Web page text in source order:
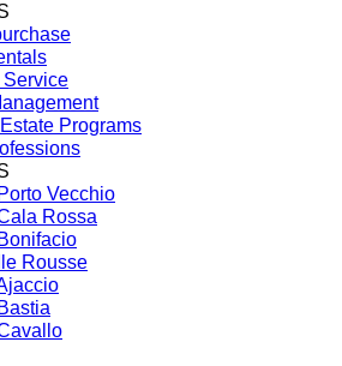
Programs
Vecchio
Rossa
Rousse